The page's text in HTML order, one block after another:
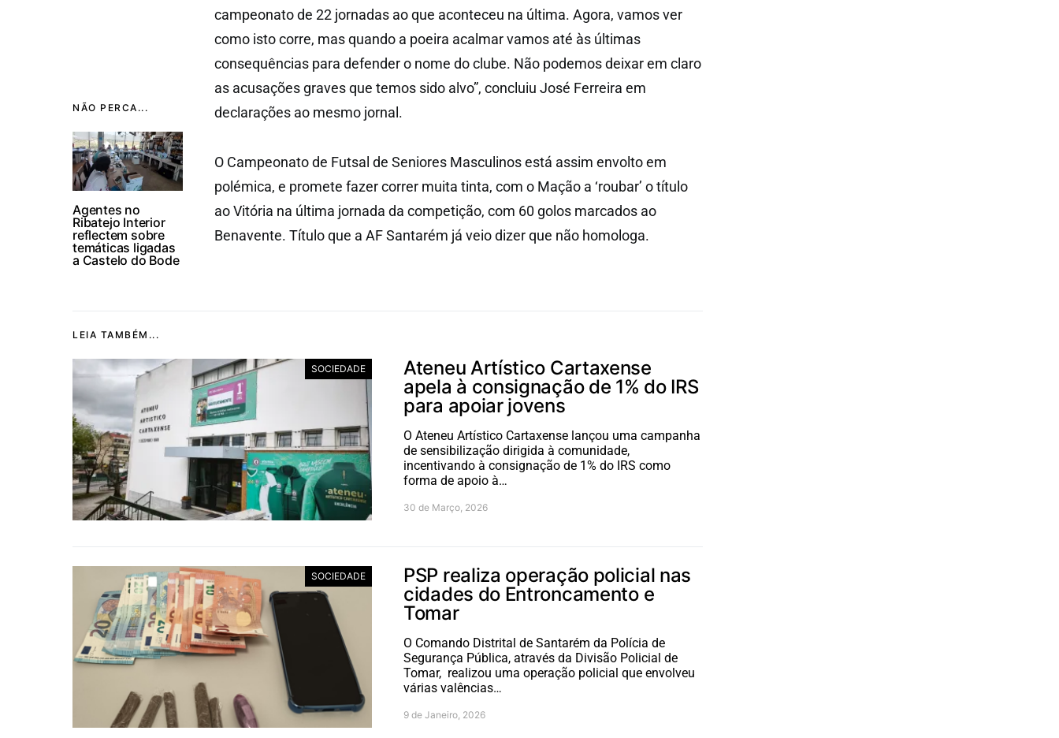
NÃO PERCA...
Agentes no
Ribatejo Interior
reflectem sobre
temáticas ligadas
a Castelo do Bode
campeonato de 22 jornadas ao que aconteceu na última. Agora, vamos ver
como isto corre, mas quando a poeira acalmar vamos até às últimas
consequências para defender o nome do clube. Não podemos deixar em claro
as acusações graves que temos sido alvo”, concluiu José Ferreira em
declarações ao mesmo jornal.
O Campeonato de Futsal de Seniores Masculinos está assim envolto em
polémica, e promete fazer correr muita tinta, com o Mação a ‘roubar’ o título
ao Vitória na última jornada da competição, com 60 golos marcados ao
Benavente. Título que a AF Santarém já veio dizer que não homologa.
LEIA TAMBÉM...
SOCIEDADE
Ateneu Artístico Cartaxense
apela à consignação de 1% do IRS
para apoiar jovens
O Ateneu Artístico Cartaxense lançou uma campanha
de sensibilização dirigida à comunidade,
incentivando à consignação de 1% do IRS como
forma de apoio à…
30 de Março, 2026
SOCIEDADE
PSP realiza operação policial nas
cidades do Entroncamento e
Tomar
O Comando Distrital de Santarém da Polícia de
Segurança Pública, através da Divisão Policial de
Tomar, realizou uma operação policial que envolveu
várias valências…
9 de Janeiro, 2026